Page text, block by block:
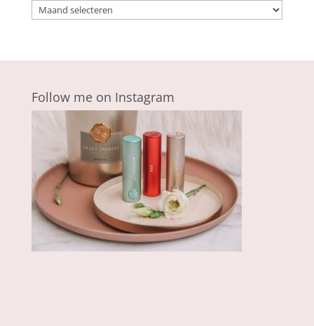
Archieven
Follow me on Instagram